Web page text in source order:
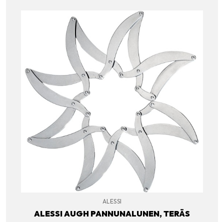
ALESSI
ALESSI AUGH PANNUNALUNEN, TERÄS